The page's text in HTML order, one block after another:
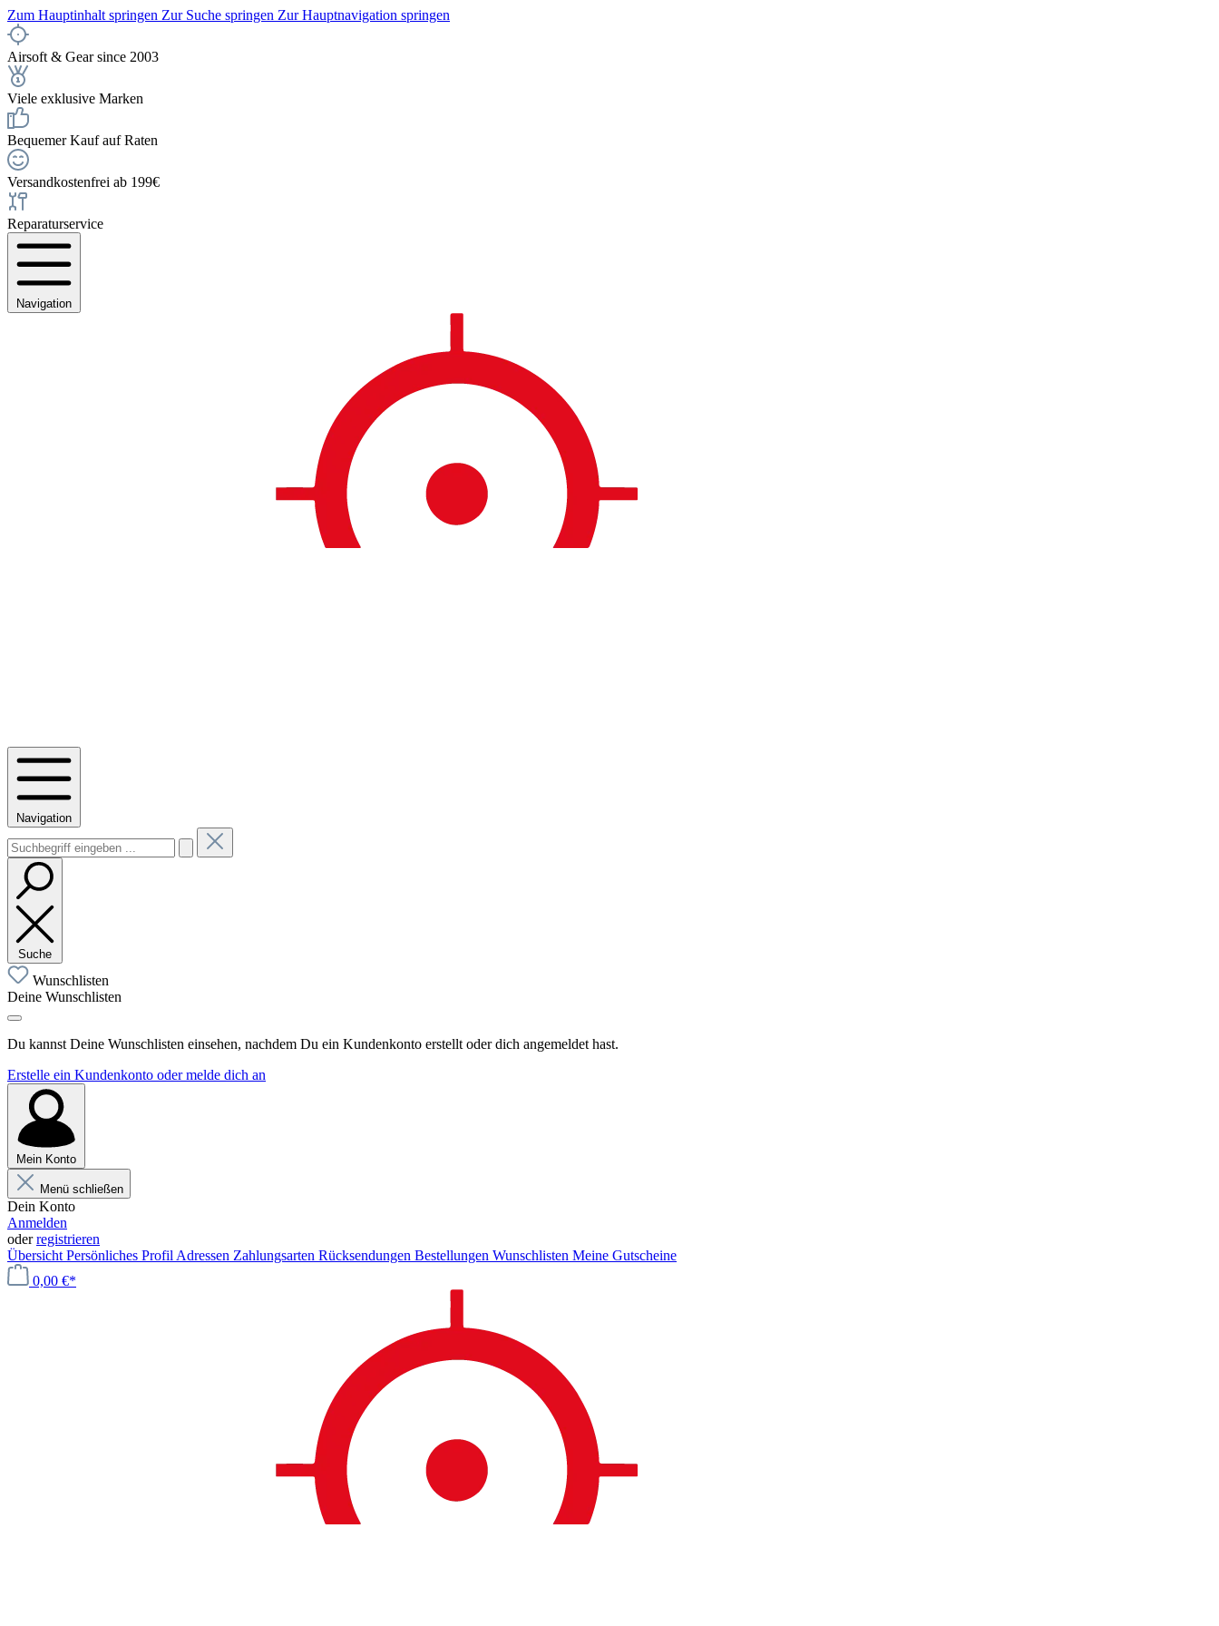
Zum Hauptinhalt springen Zur Suche springen Zur Hauptnavigation springen
Airsoft & Gear since 2003
Viele exklusive Marken
Bequemer Kauf auf Raten
Versandkostenfrei ab 199€
Reparaturservice
Navigation
Navigation
Suche
Wunschlisten
Deine Wunschlisten
Du kannst Deine Wunschlisten einsehen, nachdem Du ein Kundenkonto erstellt oder dich angemeldet hast.
Erstelle ein Kundenkonto oder melde dich an
Mein Konto
Menü schließen
Dein Konto
Anmelden
oderregistrieren
Übersicht Persönliches Profil Adressen Zahlungsarten Rücksendungen Bestellungen Wunschlisten Meine Gutscheine
0,00 €*